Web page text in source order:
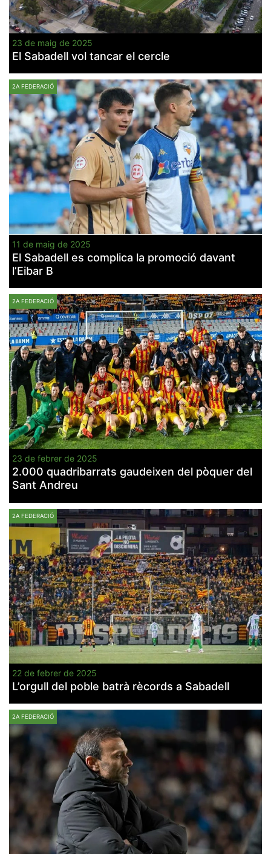
23 de maig de 2025
El Sabadell vol tancar el cercle
2A FEDERACIÓ
11 de maig de 2025
El Sabadell es complica la promoció davant
l’Eibar B
2A FEDERACIÓ
23 de febrer de 2025
2.000 quadribarrats gaudeixen del pòquer del
Sant Andreu
2A FEDERACIÓ
22 de febrer de 2025
L’orgull del poble batrà rècords a Sabadell
2A FEDERACIÓ